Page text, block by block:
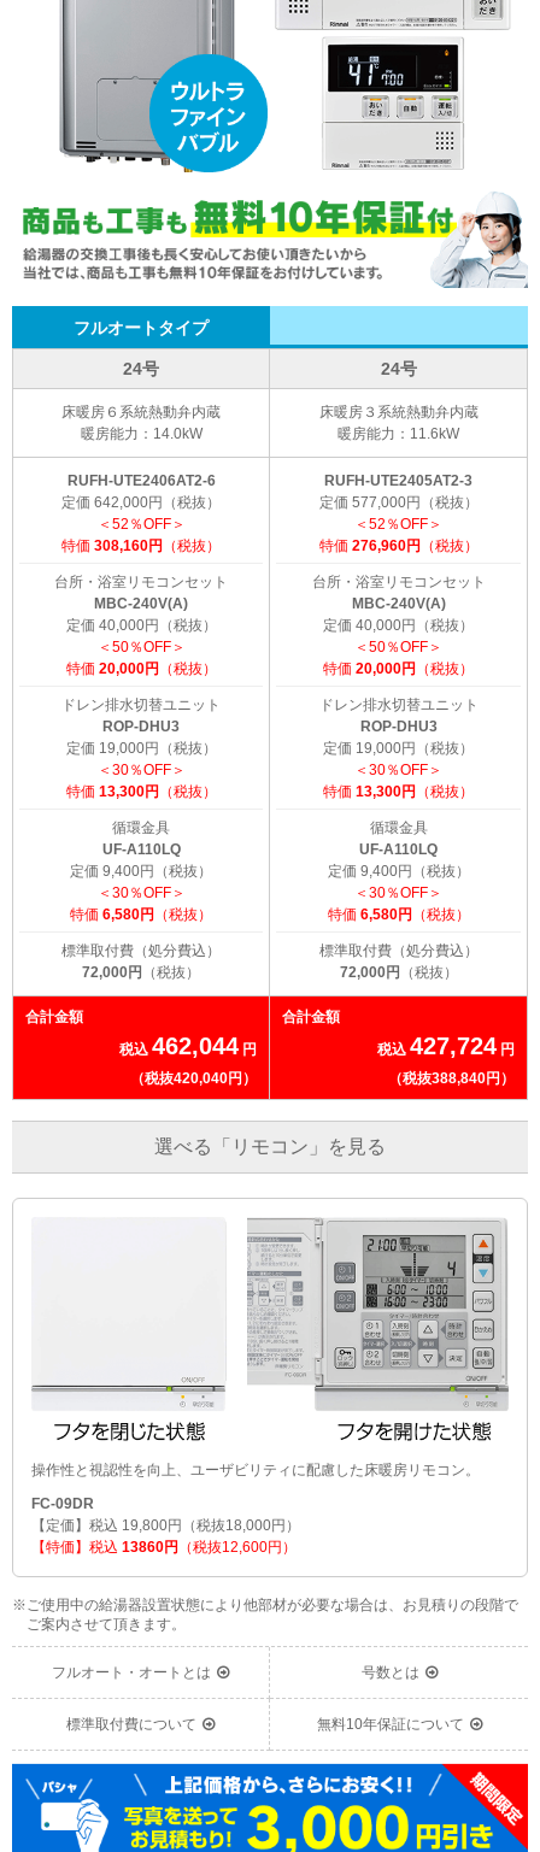
フルオートタイプ
24号 24号
床暖房６系統熱動弁内蔵
暖房能力：14.0kW
床暖房３系統熱動弁内蔵
暖房能力：11.6kW
RUFH-UTE2406AT2-6
定価 642,000円（税抜）
＜52％OFF＞
特価 308,160円 （税抜）
台所・浴室リモコンセット
MBC-240V(A)
定価 40,000円（税抜）
＜50％OFF＞
特価 20,000円 （税抜）
ドレン排水切替ユニット
ROP-DHU3
定価 19,000円（税抜）
＜30％OFF＞
特価 13,300円 （税抜）
循環金具
UF-A110LQ
定価 9,400円（税抜）
＜30％OFF＞
特価 6,580円 （税抜）
標準取付費（処分費込）
72,000円
（税抜）
RUFH-UTE2405AT2-3
定価 577,000円（税抜）
＜52％OFF＞
特価 276,960円 （税抜）
台所・浴室リモコンセット
MBC-240V(A)
定価 40,000円（税抜）
＜50％OFF＞
特価 20,000円 （税抜）
ドレン排水切替ユニット
ROP-DHU3
定価 19,000円（税抜）
＜30％OFF＞
特価 13,300円 （税抜）
循環金具
UF-A110LQ
定価 9,400円（税抜）
＜30％OFF＞
特価 6,580円 （税抜）
標準取付費（処分費込）
72,000円
（税抜）
合計金額
税込 462,044 円
（税抜420,040円）
合計金額
税込 427,724 円
（税抜388,840円）
選べる「リモコン」を見る
操作性と視認性を向上、ユーザビリティに配慮した床暖房リモコン。
FC-09DR
【定価】税込 19,800円（税抜18,000円）
【特価】税込 13860円 （税抜12,600円）
※ご使用中の給湯器設置状態により他部材が必要な場合は、お見積りの段階で
ご案内させて頂きます。
フルオート・オートとは 号数とは
標準取付費について 無料10年保証について